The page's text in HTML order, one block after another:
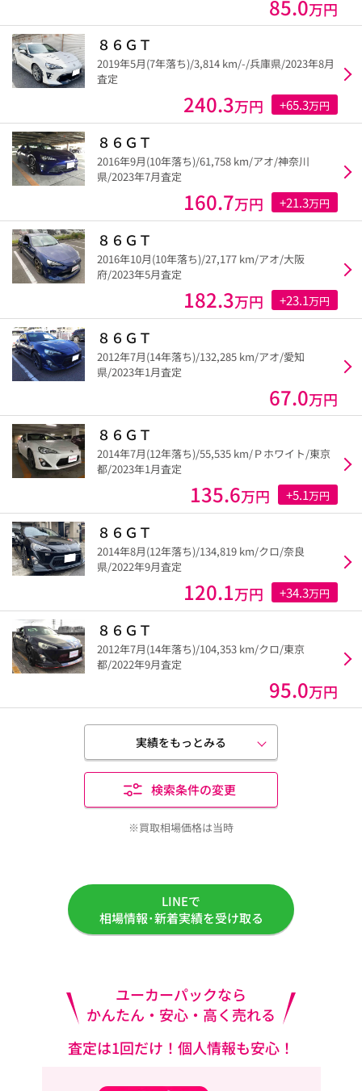
85.0万円
８６ＧＴ
2019年5月(7年落ち)/3,814 km/-/兵庫県/2023年8月
査定
240.3万円 +65.3万円
８６ＧＴ
2016年9月(10年落ち)/61,758 km/アオ/神奈川
県/2023年7月査定
160.7万円 +21.3万円
８６ＧＴ
2016年10月(10年落ち)/27,177 km/アオ/大阪
府/2023年5月査定
182.3万円 +23.1万円
８６ＧＴ
2012年7月(14年落ち)/132,285 km/アオ/愛知
県/2023年1月査定
67.0万円
８６ＧＴ
2014年7月(12年落ち)/55,535 km/Ｐホワイト/東京
都/2023年1月査定
135.6万円 +5.1万円
８６ＧＴ
2014年8月(12年落ち)/134,819 km/クロ/奈良
県/2022年9月査定
120.1万円 +34.3万円
８６ＧＴ
2012年7月(14年落ち)/104,353 km/クロ/東京
都/2022年9月査定
95.0万円
実績をもっとみる
検索条件の変更
※買取相場価格は当時
LINEで
相場情報･新着実績を受け取る
ユーカーパックなら
かんたん・安心・高く売れる
査定は1回だけ！個人情報も安心！